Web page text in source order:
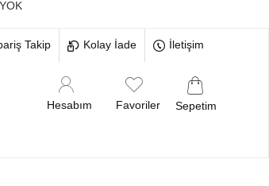
Takip Kolay İade İletişim
Hesabım Favoriler Sepetim